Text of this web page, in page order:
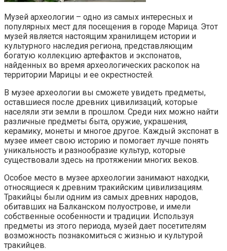
Музей археологии – одно из самых интересных и
популярных мест для посещения в городе Марица. Этот
музей является настоящим хранилищем истории и
культурного наследия региона, представляющим
богатую коллекцию артефактов и экспонатов,
найденных во время археологических раскопок на
территории Марицы и ее окрестностей.
В музее археологии вы сможете увидеть предметы,
оставшиеся после древних цивилизаций, которые
населяли эти земли в прошлом. Среди них можно найти
различные предметы быта, оружие, украшения,
керамику, монеты и многое другое. Каждый экспонат в
музее имеет свою историю и помогает лучше понять
уникальность и разнообразие культур, которые
существовали здесь на протяжении многих веков.
Особое место в музее археологии занимают находки,
относящиеся к древним тракийским цивилизациям.
Тракийцы были одним из самых древних народов,
обитавших на Балканском полуострове, и имели
собственные особенности и традиции. Используя
предметы из этого периода, музей дает посетителям
возможность познакомиться с жизнью и культурой
тракийцев.